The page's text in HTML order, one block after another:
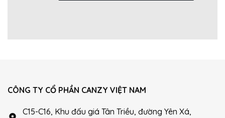
CÔNG TY CỔ PHẦN CANZY VIỆT NAM
C15-C16, Khu đấu giá Tân Triều, đường Yên Xá,